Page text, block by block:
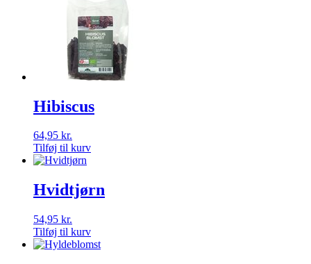
Hibiscus
64,95 kr.
Tilføj til kurv
Hvidtjørn
54,95 kr.
Tilføj til kurv